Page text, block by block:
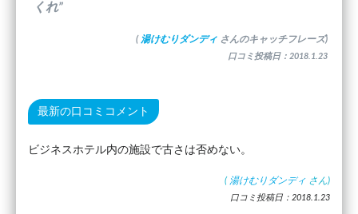
くれ”
( 湯けむりダンディ さんのキャッチフレーズ)
口コミ投稿日：2018.1.23
最新の口コミコメント
ビジネスホテル内の施設で古さは否めない。
( 湯けむりダンディ さん)
口コミ投稿日：2018.1.23